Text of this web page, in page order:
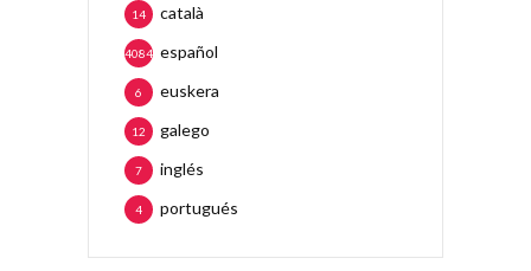
català
14
español
4084
euskera
6
galego
12
inglés
7
portugués
4